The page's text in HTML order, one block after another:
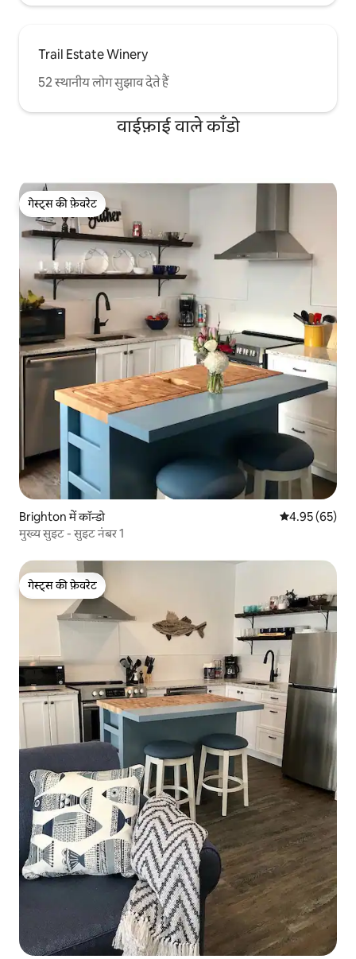
Trail Estate Winery
52 स्थानीय लोग सुझाव देते हैं
वाईफ़ाई वाले काँडो
गेस्ट्स की फ़ेवरेट
गेस्ट्स की फ़ेवरेट
Brighton में कॉन्डो औसत रेटिंग 5 में
4.95 (65)
मुख्य सुइट - सुइट नंबर 1
गेस्ट्स की फ़ेवरेट
गेस्ट्स की फ़ेवरेट